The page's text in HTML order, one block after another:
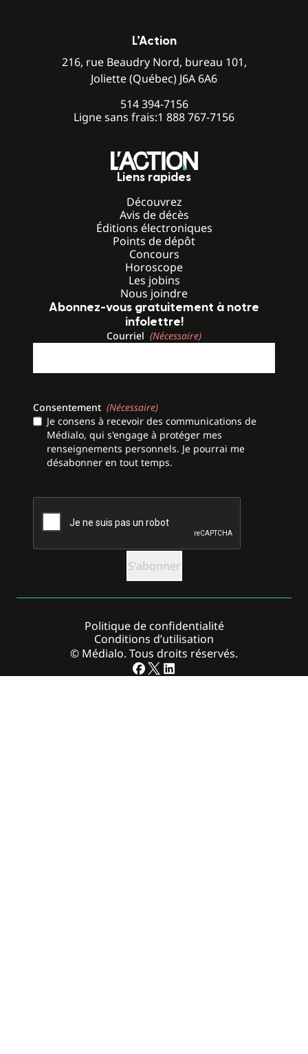
L’Action
216, rue Beaudry Nord, bureau 101,
Joliette (Québec) J6A 6A6
514 394-7156
Ligne sans frais:1 888 767-7156
Liens rapides
Découvrez
Avis de décès
Éditions électroniques
Points de dépôt
Concours
Horoscope
Les jobins
Nous joindre
Abonnez-vous gratuitement à notre
infolettre!
Courriel (Nécessaire)
Consentement (Nécessaire)
Je consens à recevoir des communications de
Médialo, qui s'engage à protéger mes
renseignements personnels. Je pourrai me
désabonner en tout temps.
© Médialo. Tous droits réservés.
Politique de confidentialité
Conditions d’utilisation